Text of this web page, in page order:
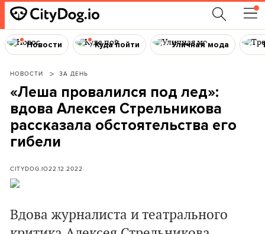
Новости Куда пойти Уличная мода
НОВОСТИ ЗА ДЕНЬ
«Леша провалился под лед»:
вдова Алексея Стрельникова
рассказала обстоятельства его
гибели
CITYDOG.IO22.12.2022
Вдова журналиста и театрального